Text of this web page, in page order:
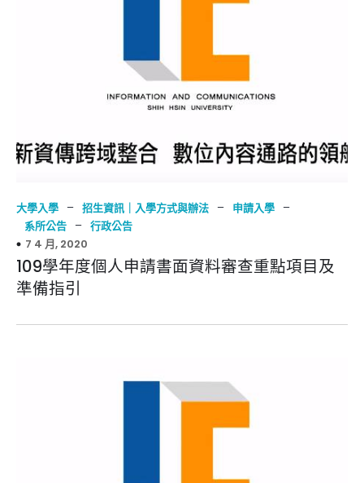
大學入學 – 招生資訊｜入學方式與辦法 – 申請入學 –
系所公告 – 行政公告
7 4 月, 2020
109學年度個人申請書面資料審查重點項目及
準備指引